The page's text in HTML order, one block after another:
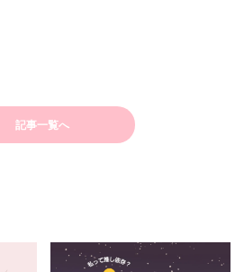
記事一覧へ